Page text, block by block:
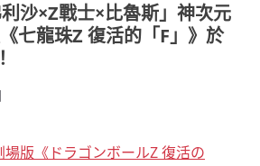
沙×Z戰士×比魯斯」神次元
七龍珠Z 復活的「F」》於
場版《ドラゴンボールZ 復活の